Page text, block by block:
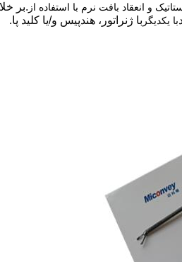
و انعقاد بافت نرم با استفاده از .بر
با یکدیگر با ژنراتور، هندپیس و/یا کلید پا.